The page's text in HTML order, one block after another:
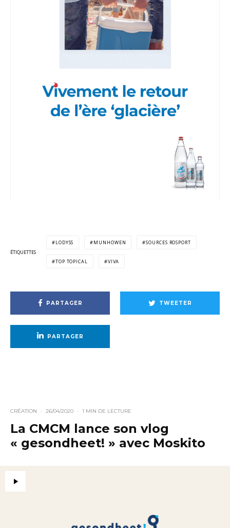
ÉTIQUETTES
LODYSS MUNHOWEN SOURCES ROSPORT
TOP TOPICAL VIVA
PARTAGER TWEETER
PARTAGER
CRÉATION · 26/04/2020 · 1 MIN DE LECTURE
La CMCM lance son vlog
« gesondheet! » avec Moskito